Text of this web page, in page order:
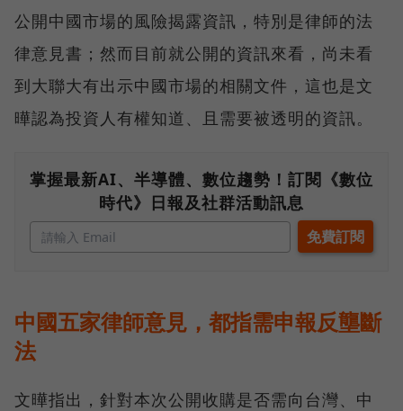
公開中國市場的風險揭露資訊，特別是律師的法
律意見書；然而目前就公開的資訊來看，尚未看
到大聯大有出示中國市場的相關文件，這也是文
曄認為投資人有權知道、且需要被透明的資訊。
掌握最新AI、半導體、數位趨勢！訂閱《數位
時代》日報及社群活動訊息
中國五家律師意見，都指需申報反壟斷
法
文曄指出，針對本次公開收購是否需向台灣、中